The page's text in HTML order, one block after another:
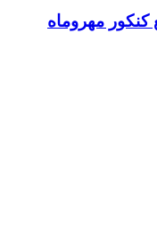
کنکور مهروماه